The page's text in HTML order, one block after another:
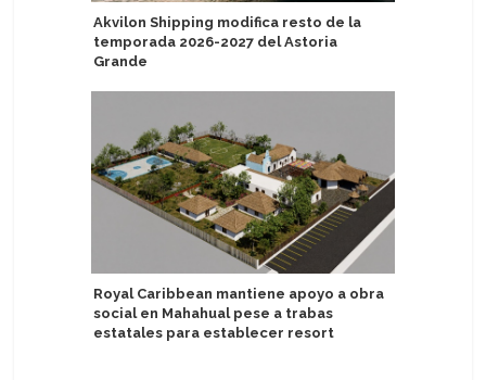
Akvilon Shipping modifica resto de la
temporada 2026-2027 del Astoria
Grande
Royal Caribbean mantiene apoyo a obra
social en Mahahual pese a trabas
estatales para establecer resort